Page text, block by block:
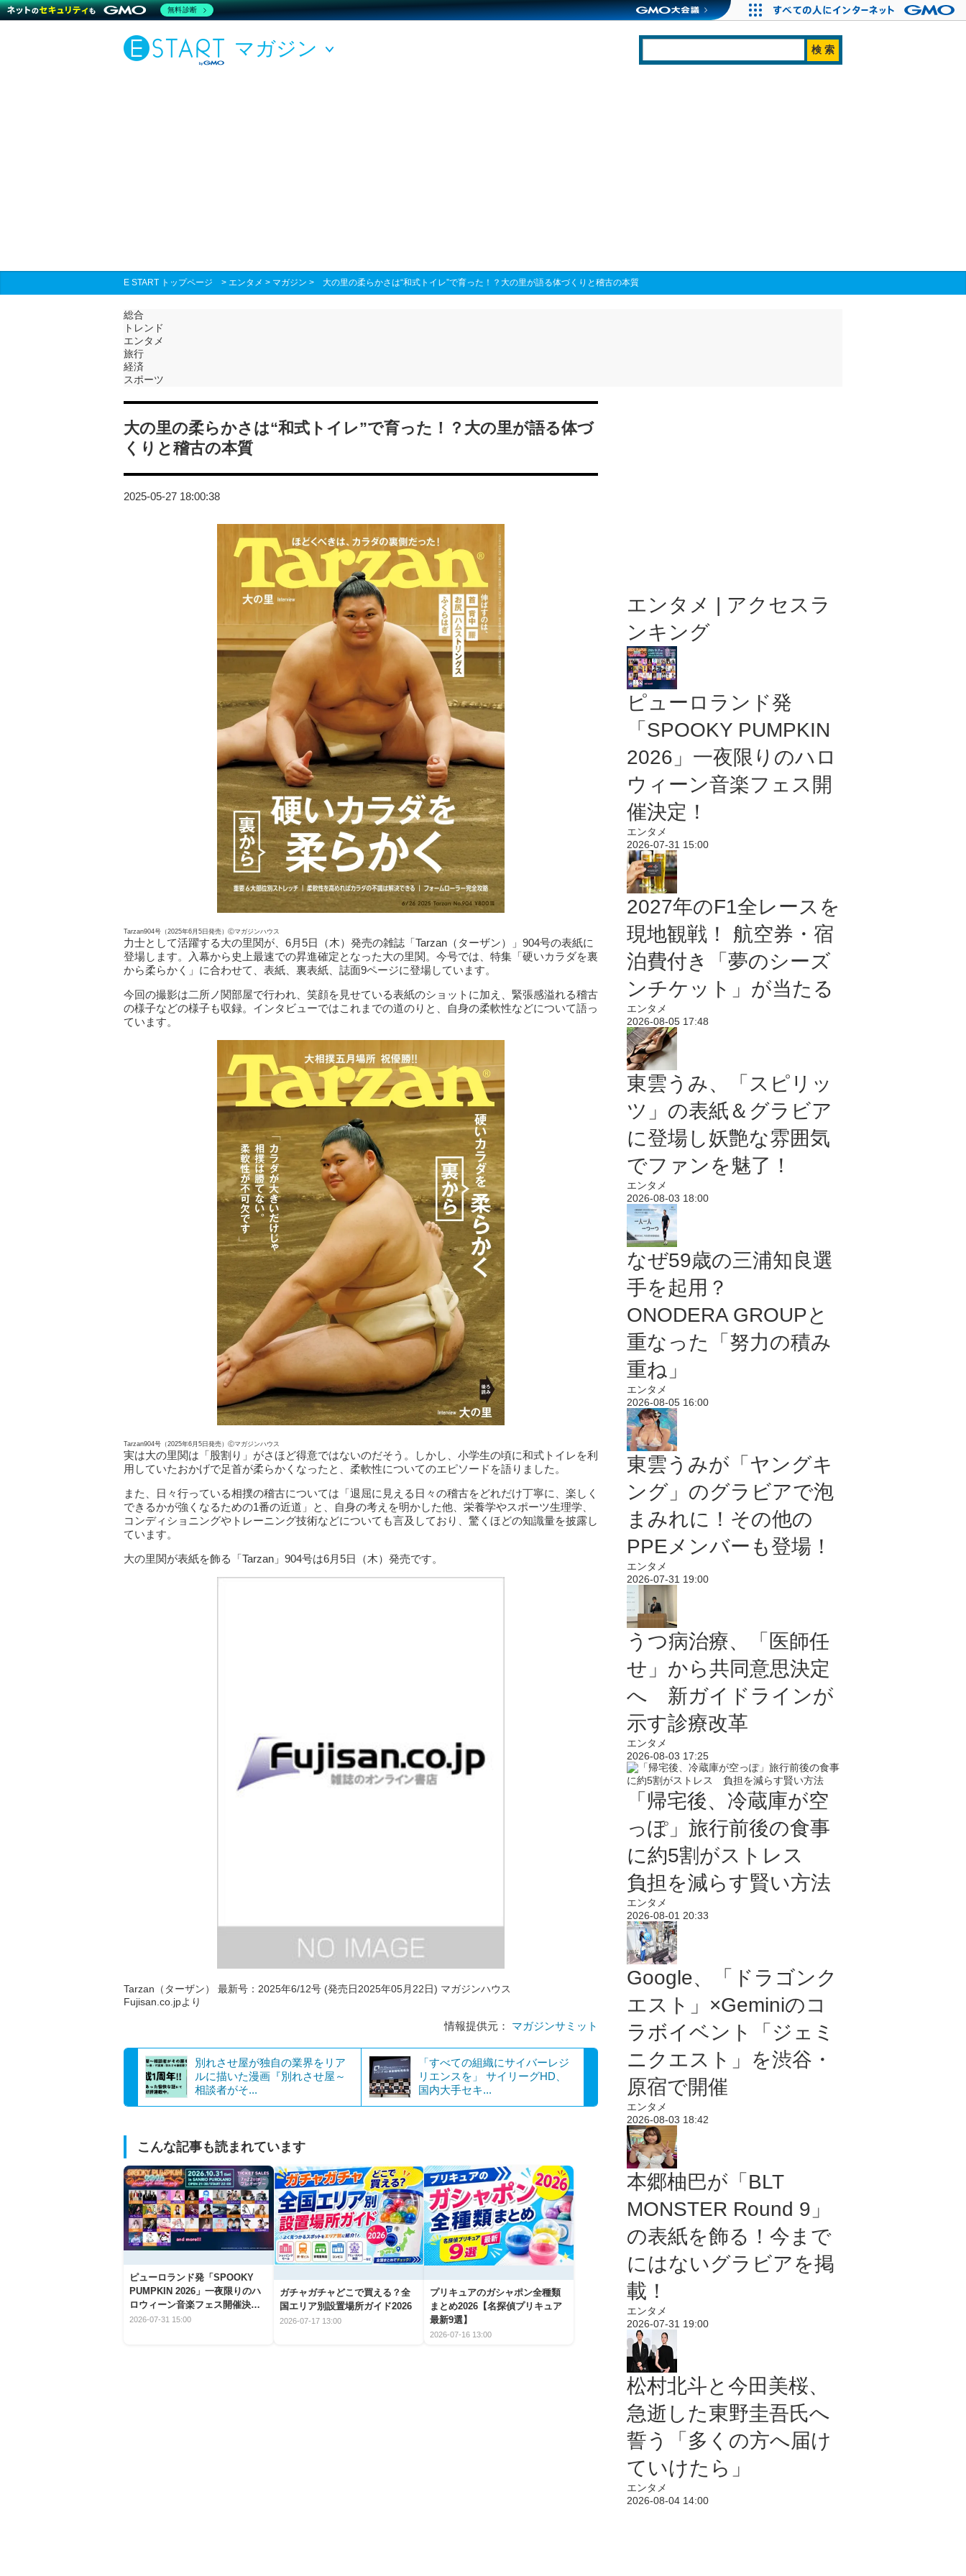
マガジン
E START トップページ > エンタメ > マガジン > 大の里の柔らかさは“和式トイレ”で育った！？大の里が語る体づくりと稽古の本質
総合
トレンド
エンタメ
旅行
経済
スポーツ
大の里の柔らかさは“和式トイレ”で育った！？大の里が語る体づ
くりと稽古の本質
2025-05-27 18:00:38
Tarzan904号（2025年6月5日発売）Ⓒマガジンハウス
力士として活躍する大の里関が、6月5日（木）発売の雑誌「Tarzan（ターザン）」904号の表紙に
登場します。入幕から史上最速での昇進確定となった大の里関。今号では、特集「硬いカラダを裏
から柔らかく」に合わせて、表紙、裏表紙、誌面9ページに登場しています。
今回の撮影は二所ノ関部屋で行われ、笑顔を見せている表紙のショットに加え、緊張感溢れる稽古
の様子などの様子も収録。インタビューではこれまでの道のりと、自身の柔軟性などについて語っ
ています。
Tarzan904号（2025年6月5日発売）Ⓒマガジンハウス
実は大の里関は「股割り」がさほど得意ではないのだそう。しかし、小学生の頃に和式トイレを利
用していたおかげで足首が柔らかくなったと、柔軟性についてのエピソードを語りました。
また、日々行っている相撲の稽古については「退屈に見える日々の稽古をどれだけ丁寧に、楽しく
できるかが強くなるための1番の近道」と、自身の考えを明かした他、栄養学やスポーツ生理学、
コンディショニングやトレーニング技術などについても言及しており、驚くほどの知識量を披露し
ています。
大の里関が表紙を飾る「Tarzan」904号は6月5日（木）発売です。
Tarzan（ターザン） 最新号：2025年6/12号 (発売日2025年05月22日) マガジンハウス
Fujisan.co.jpより
情報提供元： マガジンサミット
別れさせ屋が独自の業界をリア
ルに描いた漫画『別れさせ屋～
相談者がそ...
「すべての組織にサイバーレジ
リエンスを」 サイリーグHD、
国内大手セキ...
こんな記事も読まれています
ピューロランド発「SPOOKY
PUMPKIN 2026」一夜限りのハ
ロウィーン音楽フェス開催決
定！
2026-07-31 15:00
ガチャガチャどこで買える？全
国エリア別設置場所ガイド2026
2026-07-17 13:00
プリキュアのガシャポン全種類
まとめ2026【名探偵プリキュア
最新9選】
2026-07-16 13:00
エンタメ | アクセスラ
ンキング
ピューロランド発
「SPOOKY PUMPKIN
2026」一夜限りのハロ
ウィーン音楽フェス開
催決定！
エンタメ
2026-07-31 15:00
2027年のF1全レースを
現地観戦！ 航空券・宿
泊費付き「夢のシーズ
ンチケット」が当たる
エンタメ
2026-08-05 17:48
東雲うみ、「スピリッ
ツ」の表紙＆グラビア
に登場し妖艶な雰囲気
でファンを魅了！
エンタメ
2026-08-03 18:00
なぜ59歳の三浦知良選
手を起用？
ONODERA GROUPと
重なった「努力の積み
重ね」
エンタメ
2026-08-05 16:00
東雲うみが「ヤングキ
ング」のグラビアで泡
まみれに！その他の
PPEメンバーも登場！
エンタメ
2026-07-31 19:00
うつ病治療、「医師任
せ」から共同意思決定
へ 新ガイドラインが
示す診療改革
エンタメ
2026-08-03 17:25
「帰宅後、冷蔵庫が空
っぽ」旅行前後の食事
に約5割がストレス
負担を減らす賢い方法
エンタメ
2026-08-01 20:33
Google、「ドラゴンク
エスト」×Geminiのコ
ラボイベント「ジェミ
ニクエスト」を渋谷・
原宿で開催
エンタメ
2026-08-03 18:42
本郷柚巴が「BLT
MONSTER Round 9」
の表紙を飾る！今まで
にはないグラビアを掲
載！
エンタメ
2026-07-31 19:00
松村北斗と今田美桜、
急逝した東野圭吾氏へ
誓う「多くの方へ届け
ていけたら」
エンタメ
2026-08-04 14:00
無料診断